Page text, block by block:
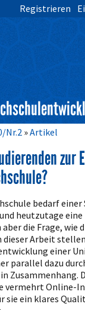
Registrieren
Nr.2 Artikel
zur
bedarf einer
heutzutage
die Frage, wie
dieser Arbeit
einer
parallel dazu
Zusammenhang.
vermehrt Online-
sie ein klares